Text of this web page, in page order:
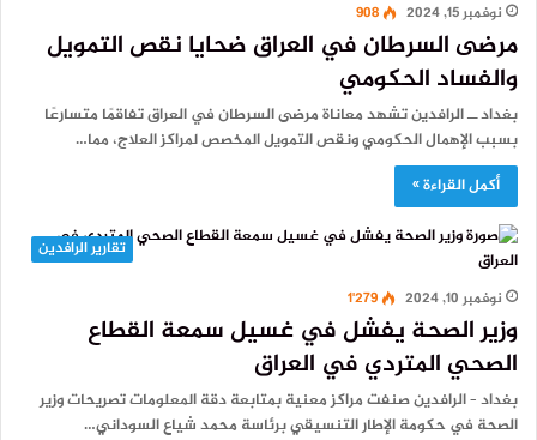
نوفمبر 15, 2024
908
مرضى السرطان في العراق ضحايا نقص التمويل
والفساد الحكومي
بغداد ــ الرافدين تشهد معاناة مرضى السرطان في العراق تفاقمًا متسارعًا
بسبب الإهمال الحكومي ونقص التمويل المخصص لمراكز العلاج، مما…
أكمل القراءة »
تقارير الرافدين
نوفمبر 10, 2024
1٬279
وزير الصحة يفشل في غسيل سمعة القطاع
الصحي المتردي في العراق
بغداد – الرافدين صنفت مراكز معنية بمتابعة دقة المعلومات تصريحات وزير
الصحة في حكومة الإطار التنسيقي برئاسة محمد شياع السوداني…